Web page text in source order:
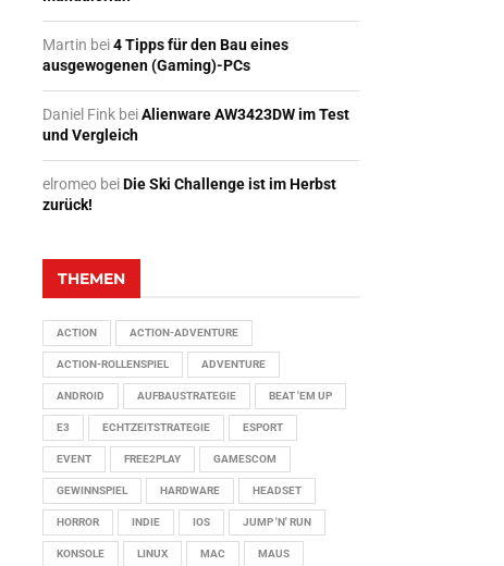
Martin bei4 Tipps für den Bau eines
ausgewogenen (Gaming)-PCs
Daniel Fink beiAlienware AW3423DW im Test
und Vergleich
elromeo beiDie Ski Challenge ist im Herbst
zurück!
THEMEN
ACTION ACTION-ADVENTURE
ACTION-ROLLENSPIEL ADVENTURE
ANDROID AUFBAUSTRATEGIE BEAT 'EM UP
E3 ECHTZEITSTRATEGIE ESPORT
EVENT FREE2PLAY GAMESCOM
GEWINNSPIEL HARDWARE HEADSET
HORROR INDIE IOS JUMP 'N' RUN
KONSOLE LINUX MAC MAUS